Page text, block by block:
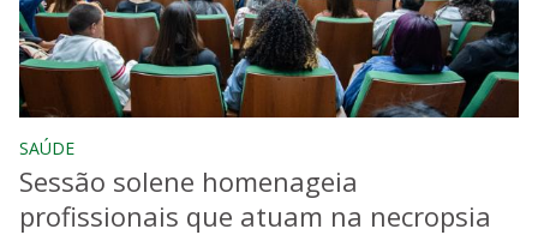
SAÚDE
Sessão solene homenageia
profissionais que atuam na necropsia